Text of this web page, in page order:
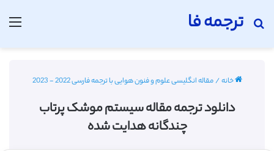
ترجمه فا
جستجو برای
خانه/مقاله انگلیسی علوم و فنون هوایی با ترجمه فارسی 2022 - 2023
دانلود ترجمه مقاله سیستم موشک پرتاب
چندگانه هدایت شده